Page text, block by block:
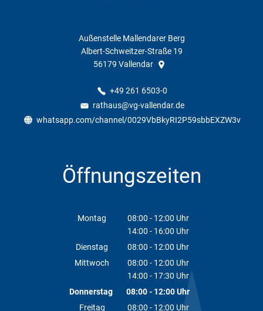
Außenstelle Mallendarer Berg
Albert-Schweitzer-Straße 19
56179 Vallendar
+49 261 6503-0
rathaus@vg-vallendar.de
whatsapp.com/channel/0029VbBkyRI2P59sbbEXZW3v
Öffnungszeiten
Montag 08:00 - 12:00 Uhr
Von 08:00 bis 12:00 Uhr
14:00 - 16:00 Uhr
Von 14:00 bis 16:00 Uhr
Dienstag 08:00 - 12:00 Uhr
Von 08:00 bis 12:00 Uhr
Mittwoch 08:00 - 12:00 Uhr
Von 08:00 bis 12:00 Uhr
14:00 - 17:30 Uhr
Von 14:00 bis 17:30 Uhr
Donnerstag 08:00- 12:00Uhr
Von 08:00 bis 12:00 Uhr
Freitag 08:00 - 12:00 Uhr